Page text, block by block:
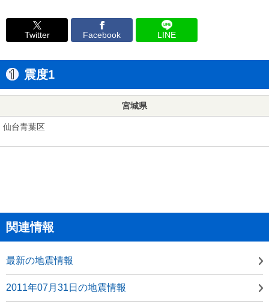
Twitter Facebook LINE
震度1
宮城県
仙台青葉区
関連情報
最新の地震情報
2011年07月31日の地震情報